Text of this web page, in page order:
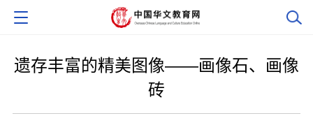
遗存丰富的精美图像――画像石、画像
砖